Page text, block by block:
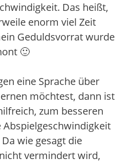
Das heißt,
enorm viel Zeit
Geduldsvorrat wurde
🙂
eine Sprache über
möchtest, dann ist
zum besseren
Abspielgeschwindigkeit
wie gesagt die
vermindert wird,